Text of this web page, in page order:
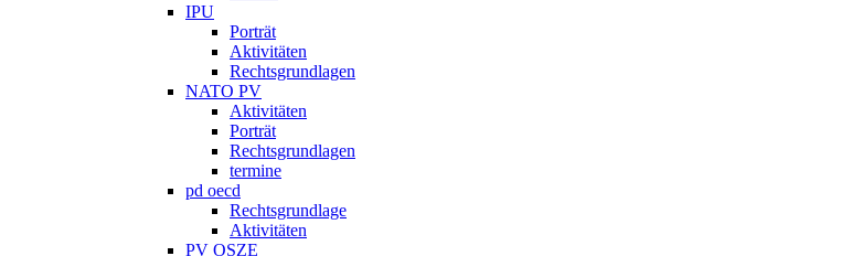
IPU
Porträt
Aktivitäten
Rechtsgrundlagen
NATO PV
Aktivitäten
Porträt
Rechtsgrundlagen
termine
pd oecd
Rechtsgrundlage
Aktivitäten
PV OSZE